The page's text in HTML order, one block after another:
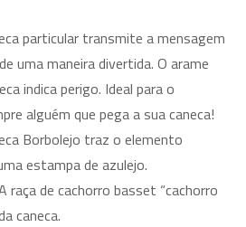
particular transmite a mensagem
uma maneira divertida. O arame
indica perigo. Ideal para o
alguém que pega a sua caneca!
Borbolejo traz o elemento
estampa de azulejo.
raça de cachorro basset “cachorro
caneca.